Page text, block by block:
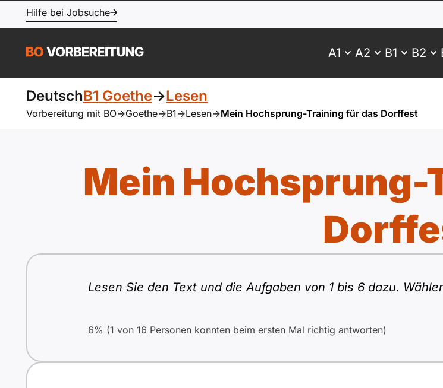
Hilfe bei Jobsuche
A1 A2 B1 B2
DeutschB1 Goethe->Lesen
Vorbereitung mit BO->Goethe->B1->Lesen->Mein Hochsprung-Training für das Dorffest
Mein Hochsprung-
Lesen Sie den Text und die Aufgaben von 1 bis 6 dazu.
6% (1 von 16 Personen konnten beim ersten Mal richtig antworten)